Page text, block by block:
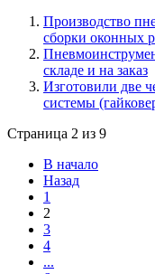
Производство
сборки оконных
складе и на заказ
Изготовили две
системы
Страница 2 из 9
В начало
Назад
1
2
3
4
...